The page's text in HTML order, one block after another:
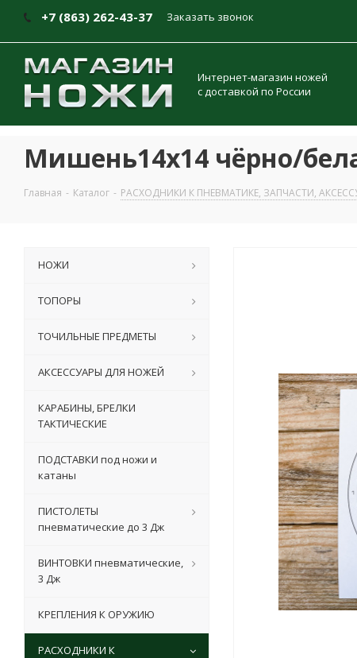
+7 (863) 262-43-37 Заказать звонок
Интернет-магазин ножей
с доставкой по России
Мишень14х14 чёрно/
Главная - Каталог - РАСХОДНИКИ К ПНЕВМАТИКЕ, ЗАПЧАСТИ,
НОЖИ
ТОПОРЫ
ТОЧИЛЬНЫЕ ПРЕДМЕТЫ
АКСЕССУАРЫ ДЛЯ НОЖЕЙ
КАРАБИНЫ, БРЕЛКИ
ТАКТИЧЕСКИЕ
ПОДСТАВКИ под ножи и
катаны
ПИСТОЛЕТЫ
пневматические до 3 Дж
ВИНТОВКИ пневматические,
3 Дж
КРЕПЛЕНИЯ К ОРУЖИЮ
РАСХОДНИКИ К